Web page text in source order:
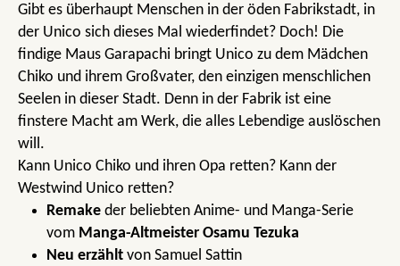
Gibt es überhaupt Menschen in der öden Fabrikstadt, in
der Unico sich dieses Mal wiederfindet? Doch! Die
findige Maus Garapachi bringt Unico zu dem Mädchen
Chiko und ihrem Großvater, den einzigen menschlichen
Seelen in dieser Stadt. Denn in der Fabrik ist eine
finstere Macht am Werk, die alles Lebendige auslöschen
will.
Kann Unico Chiko und ihren Opa retten? Kann der
Westwind Unico retten?
Remake der beliebten Anime- und Manga-Serie
vom Manga-Altmeister Osamu Tezuka
Neu erzählt von Samuel Sattin